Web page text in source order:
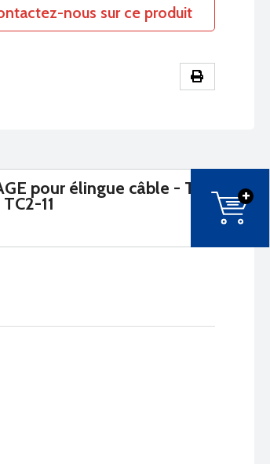
nous sur ce produit
pour élingue câble - TC
11 +